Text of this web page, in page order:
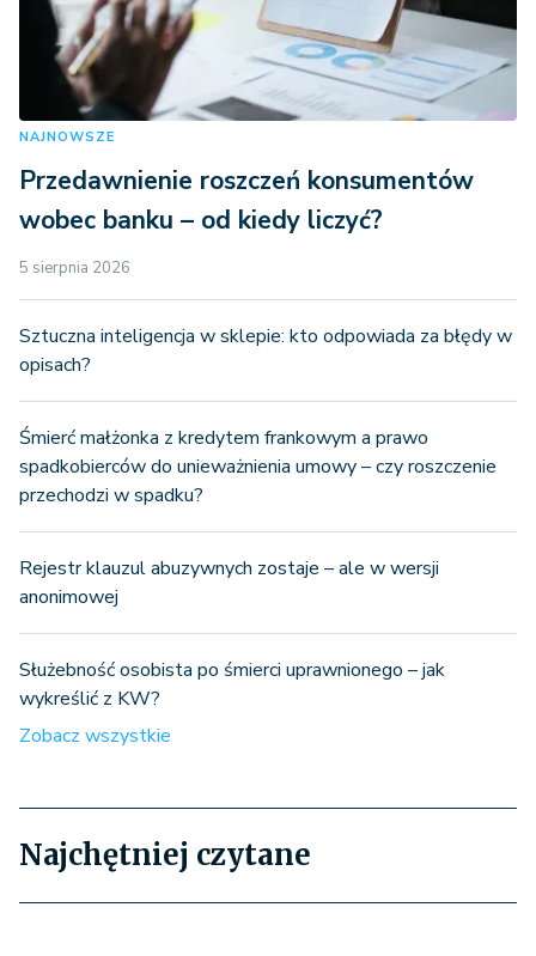
NAJNOWSZE
Przedawnienie roszczeń konsumentów
wobec banku – od kiedy liczyć?
5 sierpnia 2026
Sztuczna inteligencja w sklepie: kto odpowiada za błędy w
opisach?
Śmierć małżonka z kredytem frankowym a prawo
spadkobierców do unieważnienia umowy – czy roszczenie
przechodzi w spadku?
Rejestr klauzul abuzywnych zostaje – ale w wersji
anonimowej
Służebność osobista po śmierci uprawnionego – jak
wykreślić z KW?
Zobacz wszystkie
Najchętniej czytane